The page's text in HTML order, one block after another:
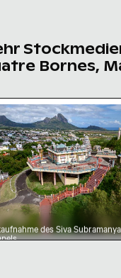
Bornes,
des
des Siva